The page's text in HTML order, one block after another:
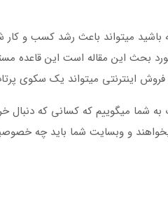
باشید میتواند باعث رشد کسب و کار
بحث این مقاله است این قاعده
اینترنتی میتواند یک سکوی
به شما میگوییم که کسانی که
و وبسایت شما باید چه